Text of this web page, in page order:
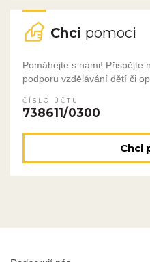
Chci pomoci
Pomáhejte s námi! Přispějte
podporu vzdělávání dětí či
ČÍSLO ÚČTU
738611/0300
Chci